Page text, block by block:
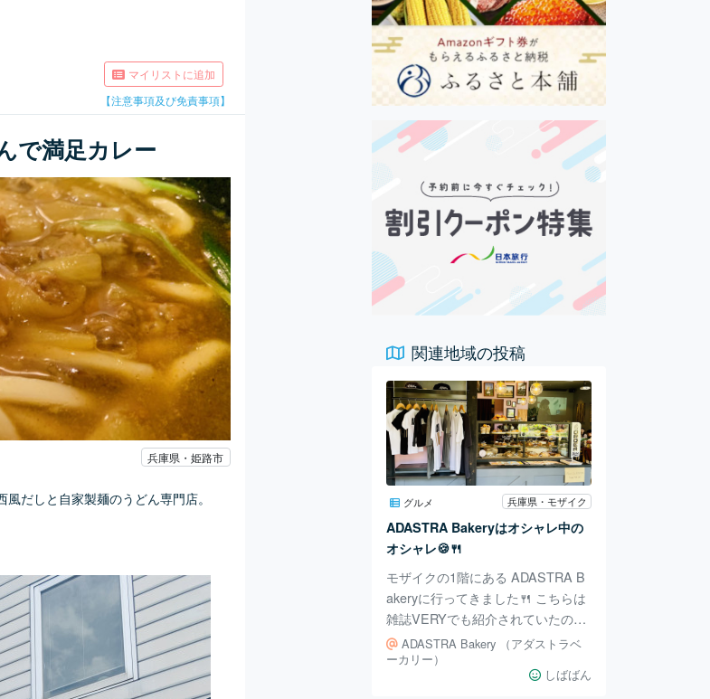
マイリストに追加
【注意事項及び免責事項】
で満足カレー
兵庫県・姫路市
だしと自家製麺のうどん専門店。
関連地域の投稿
グルメ 兵庫県・モザイク
ADASTRA Bakeryはオシャレ中の
オシャレ🍪🍴
モザイクの1階にある ADASTRA B
akeryに行ってきました🍴 こちらは
雑誌VERYでも紹介されていたの
で、 前から行きたかったお店で
す。 オシャレな店内もよかったの
ですが、 この日は天気が良く、こ
ADASTRA Bakery （アダストラベ
ーカリー）
しばばん